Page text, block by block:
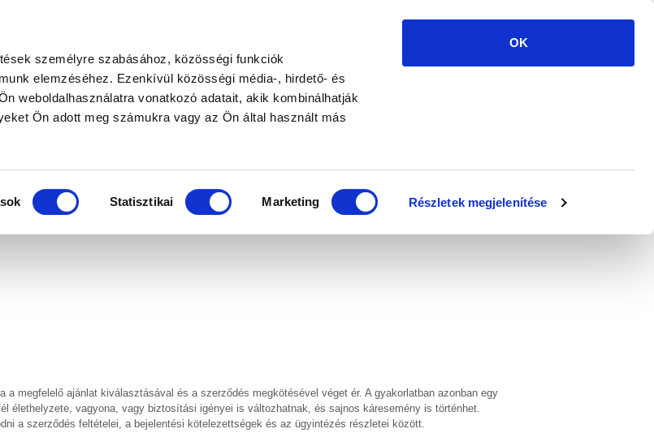
személyre szabásához, közösségi funkciók
elemzéséhez. Ezenkívül közösségi média-, hirdető- és
weboldalhasználatra vonatkozó adatait, akik kombinálhatják
Ön adott meg számukra vagy az Ön által használt más
Statisztikai Marketing Részletek megjelenítése
OK
Mire jó ez? Regisztráció Elfelejtett jelszó
Elérhetőségünk Adatvédelem Panaszkezelés Fogyasztóvédelem
segíthet az alkusz a szerződés kezelésében
megfelelő ajánlat kiválasztásával és a szerződés megkötésével véget ér. A gyakorlatban azonban egy
élethelyzete, vagyona, vagy biztosítási igényei is változhatnak, és sajnos káresemény is történhet.
a szerződés feltételei, a bejelentési kötelezettségek és az ügyintézés részletei között.